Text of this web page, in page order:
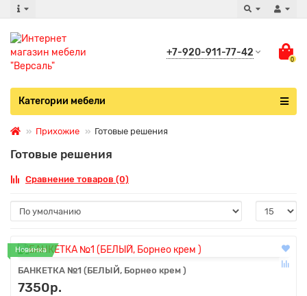
+7-920-911-77-42
0
Категории мебели
Прихожие Готовые решения
Готовые решения
Сравнение товаров (0)
Новинка
БАНКЕТКА №1 (БЕЛЫЙ, Борнео крем )
7350р.